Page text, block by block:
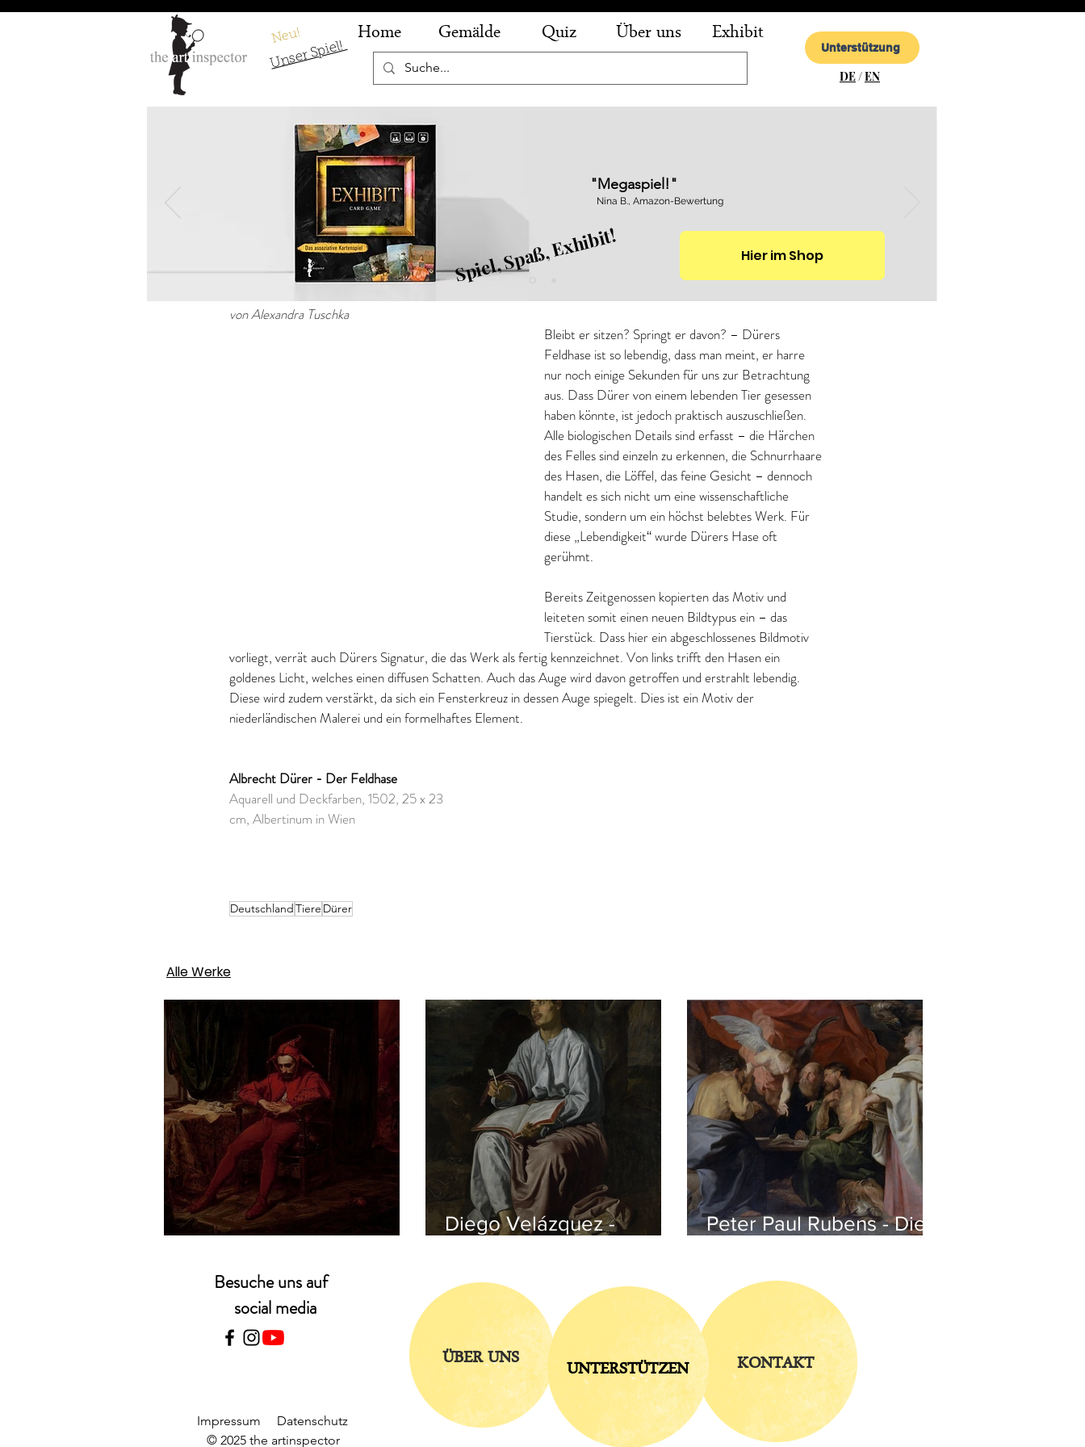
Home Gemälde Quiz Über uns Exhibit
Unser Spiel!
Neu!
DE/EN
Unterstützung
Albrecht Dürer - Der Feldhase
von Alexandra Tuschka
Bleibt er sitzen? Springt er davon? – Dürers
Feldhase ist so lebendig, dass man meint, er harre
nur noch einige Sekunden für uns zur Betrachtung
aus. Dass Dürer von einem lebenden Tier gesessen
haben könnte, ist jedoch praktisch auszuschließen.
Alle biologischen Details sind erfasst – die Härchen
des Felles sind einzeln zu erkennen, die Schnurrhaare
des Hasen, die Löffel, das feine Gesicht – dennoch
handelt es sich nicht um eine wissenschaftliche
Studie, sondern um ein höchst belebtes Werk. Für
diese „Lebendigkeit“ wurde Dürers Hase oft
gerühmt.
Bereits Zeitgenossen kopierten das Motiv und
leiteten somit einen neuen Bildtypus ein – das
Tierstück. Dass hier ein abgeschlossenes Bildmotiv
vorliegt, verrät auch Dürers Signatur, die das Werk als fertig kennzeichnet. Von links trifft den Hasen ein
goldenes Licht, welches einen diffusen Schatten. Auch das Auge wird davon getroffen und erstrahlt lebendig.
Diese wird zudem verstärkt, da sich ein Fensterkreuz in dessen Auge spiegelt. Dies ist ein Motiv der
niederländischen Malerei und ein formelhaftes Element.
Albrecht Dürer - Der Feldhase
Aquarell und Deckfarben, 1502, 25 x 23
cm, Albertinum in Wien
DeutschlandTiere Dürer
"Megaspiel!"
Nina B., Amazon-Bewertung
Spiel, Spaß, Exhibit! Hier im Shop
Alle Werke
Jan Matejko – Stańczyk
Diego Velázquez -
Peter Paul Rubens - Die
Besuche uns auf
social media
Impressum Datenschutz
© 2025 the artinspector
ÜBER UNS UNTERSTÜTZEN KONTAKT